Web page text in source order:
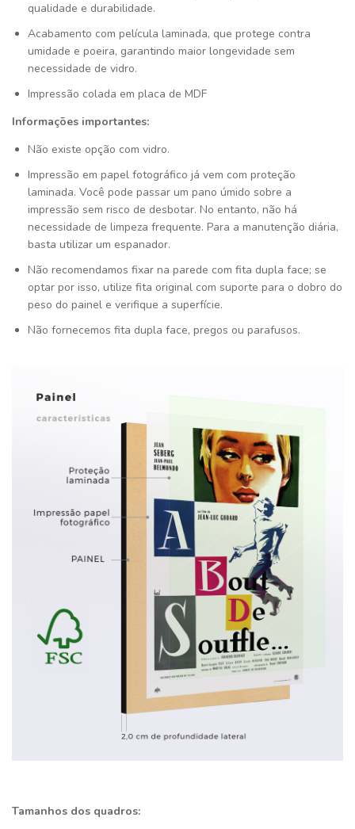
qualidade e durabilidade.
Acabamento com película laminada, que protege contra
umidade e poeira, garantindo maior longevidade sem
necessidade de vidro.
Impressão colada em placa de MDF
Informações importantes:
Não existe opção com vidro.
Impressão em papel fotográfico já vem com proteção
laminada. Você pode passar um pano úmido sobre a
impressão sem risco de desbotar. No entanto, não há
necessidade de limpeza frequente. Para a manutenção diária,
basta utilizar um espanador.
Não recomendamos fixar na parede com fita dupla face; se
optar por isso, utilize fita original com suporte para o dobro do
peso do painel e verifique a superfície.
Não fornecemos fita dupla face, pregos ou parafusos.
Tamanhos dos quadros: